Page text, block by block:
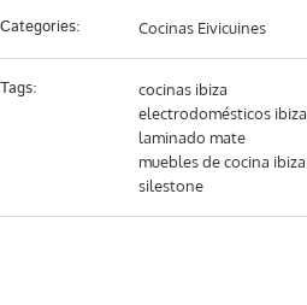
Categories: Cocinas Eivicuines
Tags:
cocinas ibiza
electrodomésticos ibiza
laminado mate
muebles de cocina ibiza
silestone